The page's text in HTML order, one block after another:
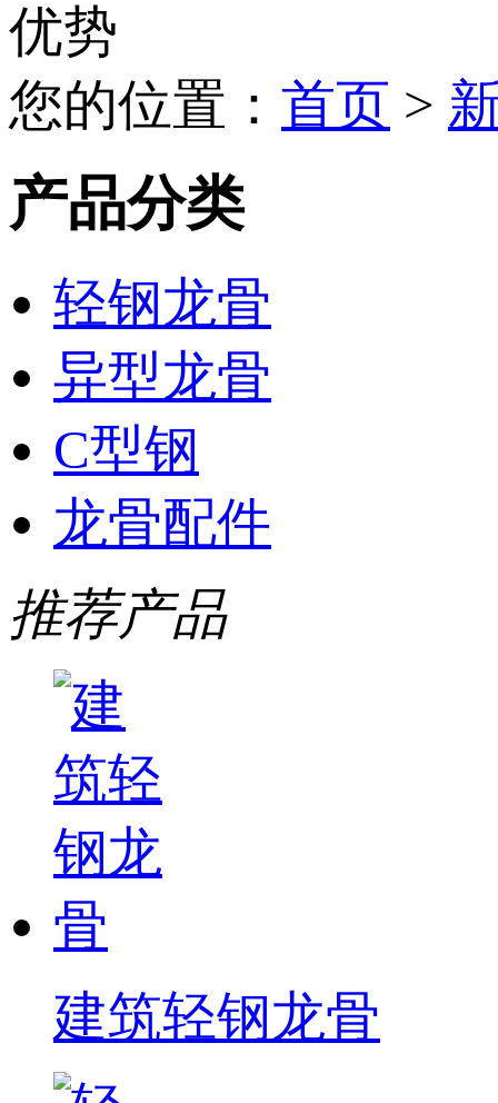
您的位置： 首页 >
产品分类
轻钢龙骨
异型龙骨
C型钢
龙骨配件
推荐产品
建筑轻钢龙骨